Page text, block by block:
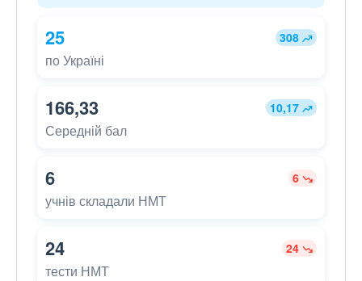
25 308
по Україні
166,33 10,17
Середній бал
6 6
учнів складали НМТ
24 24
тести НМТ